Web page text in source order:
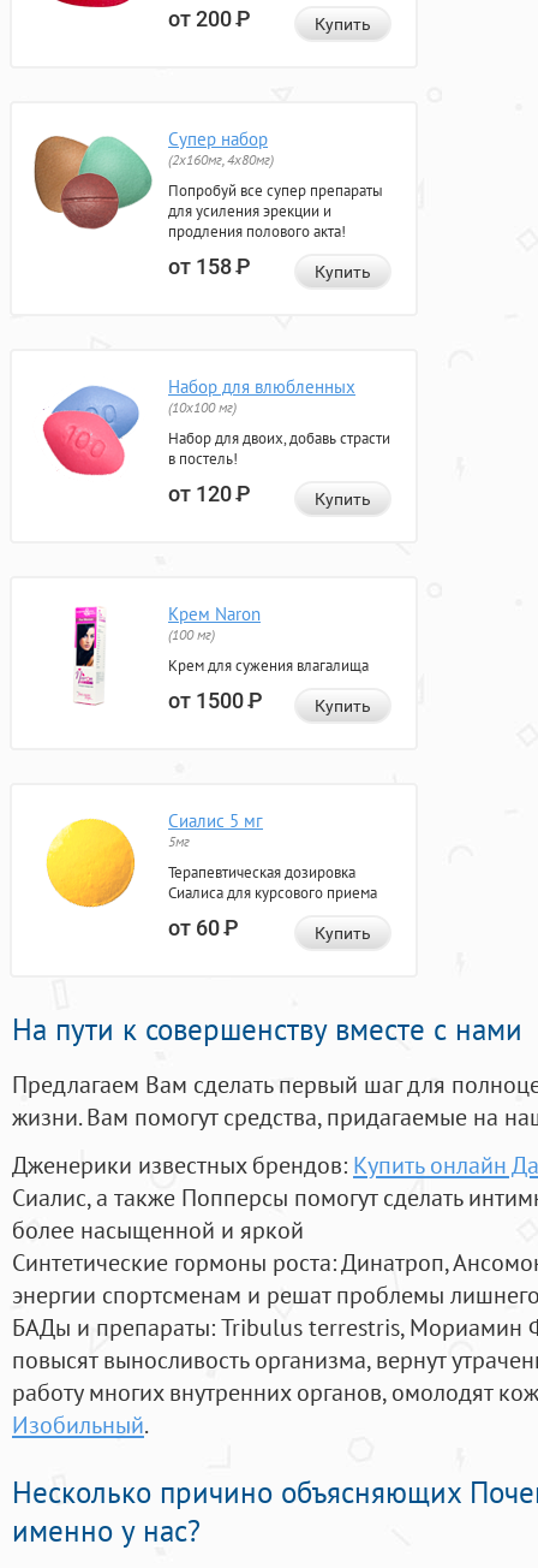
от 200Р Купить
Супер набор
(2х160мг, 4х80мг)
Попробуй все супер препараты
для усиления эрекции и
продления полового акта!
от 158Р Купить
Набор для влюбленных
(10х100 мг)
Набор для двоих, добавь страсти
в постель!
от 120Р Купить
Крем Naron
(100 мг)
Крем для сужения влагалища
от 1500Р Купить
Сиалис 5 мг
5мг
Терапевтическая дозировка
Сиалиса для курсового приема
от 60Р Купить
На пути к совершенству вместе с нами
Предлагаем Вам сделать первый шаг для
жизни. Вам помогут средства, придагаемые на
Дженерики известных брендов: Купить онлайн
Сиалис, а также Попперсы помогут сделать
более насыщенной и яркой
Синтетические гормоны роста: Динатроп,
энергии спортсменам и решат проблемы
БАДы и препараты:Tribulus terrestris, Мориамин
повысят выносливость организма, вернут
работу многих внутренних органов, омолодят
Изобильный.
Несколько причино объясняющих
именно у нас?